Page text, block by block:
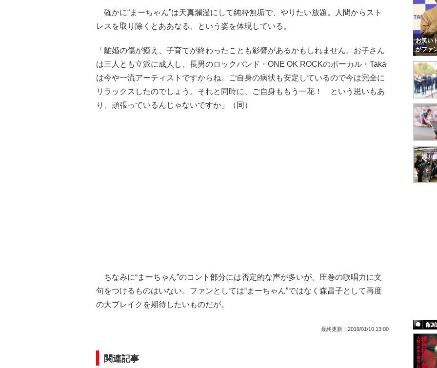
確かに“まーちゃん”は天真爛漫にして純粋無垢で、やりたい放題。人間からスト
レスを取り除くとああなる、という姿を体現している。
「離婚の傷が癒え、子育てが終わったことも影響があるかもしれません。お子さん
は三人とも立派に成人し、長男のロックバンド・ONE OK ROCKのボーカル・Taka
は今や一流アーティストですからね。ご自身の病状も安定しているので今は完全に
リラックスしたのでしょう。それと同時に、ご自身ももう一花！ という思いもあ
り、頑張っているんじゃないですか」（同）
ちなみに“まーちゃん”のコント部分には否定的な声が多いが、圧巻の歌唱力に文
句をつけるものはいない。ファンとしては“まーちゃん”ではなく森昌子として再度
の大ブレイクを期待したいものだが。
最終更新： 2019/01/10 13:00
関連記事
お笑い
がファ
配